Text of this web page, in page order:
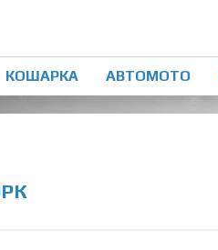
КОШАРКА АВТОМОТО